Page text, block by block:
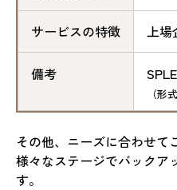
サービスの特徴 上場
備考
（形
その他、ニーズに合わせて
様々なステージでバックア
す。